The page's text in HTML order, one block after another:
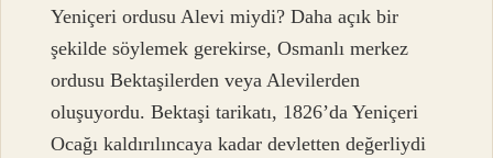
Yeniçeri ordusu Alevi miydi? Daha açık bir
şekilde söylemek gerekirse, Osmanlı merkez
ordusu Bektaşilerden veya Alevilerden
oluşuyordu. Bektaşi tarikatı, 1826’da Yeniçeri
Ocağı kaldırılıncaya kadar devletten değerliydi